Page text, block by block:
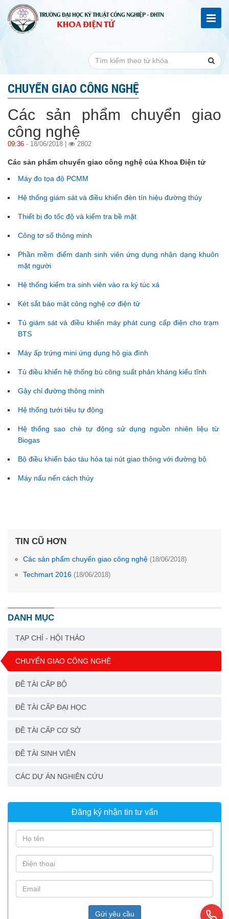
CHUYỂN GIAO CÔNG NGHỆ
Các sản phẩm chuyển giao
công nghệ
09:36 - 18/06/2018 | 2802
Các sản phẩm chuyển giao công nghệ của Khoa Điện tử
Máy đo tọa độ PCMM
Hệ thống giám sát và điều khiển đèn tín hiệu đường thủy
Thiết bị đo tốc độ và kiểm tra bề mặt
Công tơ số thông minh
Phần mềm điểm danh sinh viên ứng dụng nhận dạng khuôn
mặt người
Hệ thống kiểm tra sinh viên vào ra ký túc xá
Két sắt bảo mật công nghệ cơ điện tử
Tủ giám sát và điều khiển máy phát cung cấp điện cho trạm
BTS
Máy ấp trứng mini ứng dụng hộ gia đình
Tủ điều khiển hệ thống bù công suất phản kháng kiểu tĩnh
Gậy chỉ đường thông minh
Hệ thống tưới tiêu tự động
Hệ thống sao chè tự động sử dụng nguồn nhiên liệu từ
Biogas
Bộ điều khiển báo tàu hỏa tại nút giao thông với đường bộ
Máy nấu nến cách thủy
TIN CŨ HƠN
Các sản phẩm chuyển giao công nghệ (18/06/2018)
Techmart 2016 (18/06/2018)
DANH MỤC
TẠP CHÍ - HỘI THẢO
CHUYỂN GIAO CÔNG NGHỆ
ĐỀ TÀI CẤP BỘ
ĐỀ TÀI CẤP ĐẠI HỌC
ĐỀ TÀI CẤP CƠ SỞ
ĐỀ TÀI SINH VIÊN
CÁC DỰ ÁN NGHIÊN CỨU
Đăng ký nhận tin tư vấn
Gửi yêu cầu